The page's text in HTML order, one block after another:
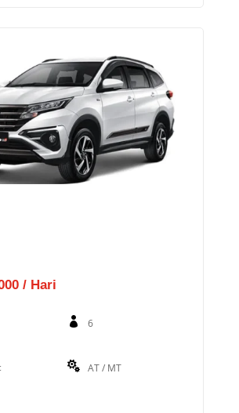
/ Hari
6
AT / MT